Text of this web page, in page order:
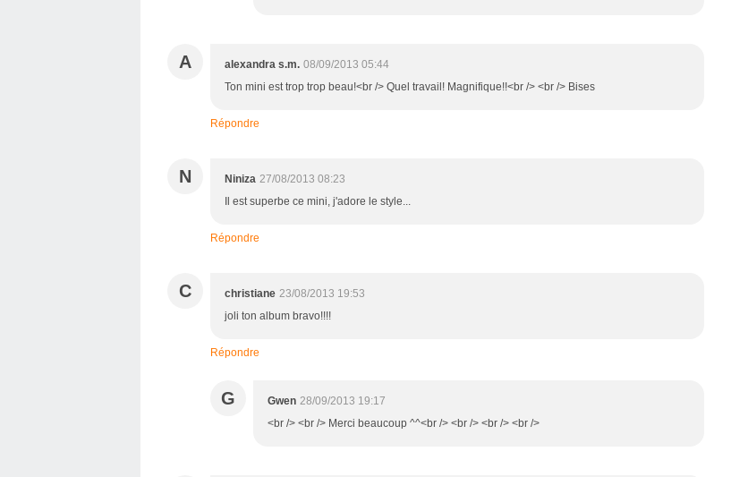
A alexandra s.m. 08/09/2013 05:44
Ton mini est trop trop beau!<br /> Quel travail! Magnifique!!<br /> <br /> Bises
Répondre
N Niniza 27/08/2013 08:23
Il est superbe ce mini, j'adore le style...
Répondre
C christiane 23/08/2013 19:53
joli ton album bravo!!!!
Répondre
G Gwen 28/09/2013 19:17
<br /> <br /> Merci beaucoup ^^<br /> <br /> <br /> <br />